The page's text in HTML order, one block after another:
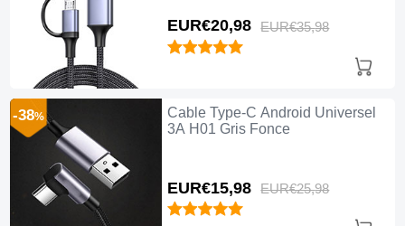
EUR€20,98 EUR€35,98
Cable Type-C Android Universel
3A H01 Gris Fonce
EUR€15,98 EUR€25,98
-38%